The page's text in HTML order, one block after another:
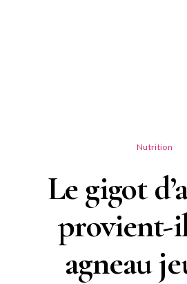
Nutrition
Le gigot
provient-
agneau